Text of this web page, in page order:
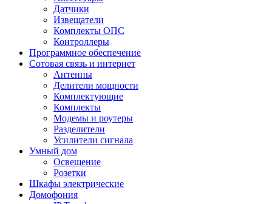
Датчики
Извещатели
Комплекты ОПС
Контроллеры
Программное обеспечение
Сотовая связь и интернет
Антенны
Делители мощности
Комплектующие
Комплекты
Модемы и роутеры
Разделители
Усилители сигнала
Умный дом
Освещение
Розетки
Шкафы электрические
Домофония